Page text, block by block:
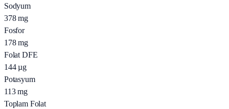
Sodyum
378 mg
Fosfor
178 mg
Folat DFE
144 µg
Potasyum
113 mg
Toplam Folat